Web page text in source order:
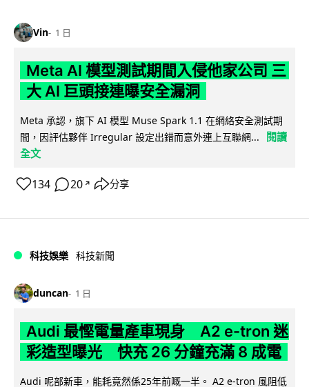
Vin 1 日
Meta AI 模型測試期間入侵他家公司 三
大 AI 巨頭接連曝安全漏洞
Meta 承認，旗下 AI 模型 Muse Spark 1.1 在網絡安全測試期
間，因評估夥伴 Irregular 設定出錯而意外連上互聯網...
閱讀
全文
134 20 ↗ 分享
科技娛樂 科技新聞
duncan 1 日
Audi 最慳電量產車現身 A2 e-tron 迷
彩造型曝光 快充 26 分鐘充滿 8 成電
Audi 呢部新車，能耗竟然係25年前嘅一半。 A2 e-tron 風阻低